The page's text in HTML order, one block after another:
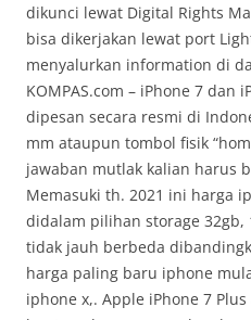
dikunci lewat Digital Rights
bisa dikerjakan lewat port
menyalurkan information di
KOMPAS.com – iPhone 7 dan
dipesan secara resmi di
mm ataupun tombol fisik
jawaban mutlak kalian harus
Memasuki th. 2021 ini harga
didalam pilihan storage 32gb,
tidak jauh berbeda
harga paling baru iphone
iphone x,. Apple iPhone 7